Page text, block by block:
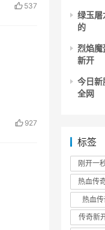
537
927
绿玉屠
的
烈焰魔
新开
今日新
全网
标签
热血
传奇新